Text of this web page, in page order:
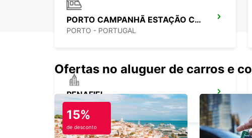
PORTO CAMPANHÃ ESTAÇÃO CENTRAL
PORTO - PORTUGAL
PENAFIEL
PENAFIEL - PORTUGAL
Ofertas no aluguer de carros e
15%
de desconto